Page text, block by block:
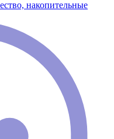
накопительные